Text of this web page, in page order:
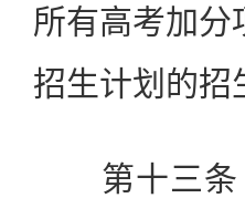
所有高考加分
招生计划的招
第十三条